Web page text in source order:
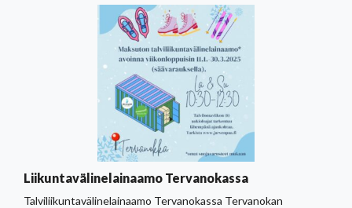
Liikuntavälinelainaamo Tervanokassa
Talviliikuntavälinelainaamo Tervanokassa Tervanokan